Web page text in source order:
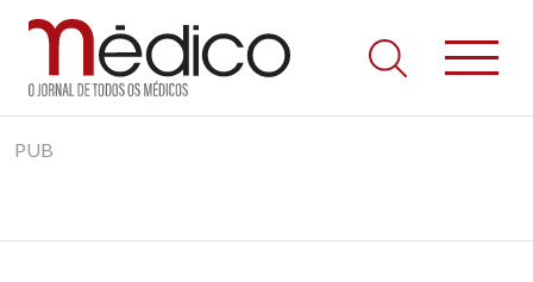
to
Jornal Médico
Médico – O Jornal de Todos os Médicos. Onde as notícias
realmente contam! Tudo o que se passa na Saúde!
PUB